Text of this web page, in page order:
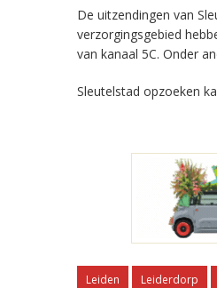
De uitzendingen van
verzorgingsgebied
van kanaal 5C. Onder
Sleutelstad opzoeken
Leiden Leiderdorp